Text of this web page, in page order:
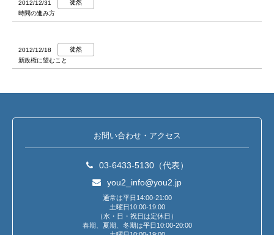
2012/12/31
徒然
時間の進み方
2012/12/18
徒然
新政権に望むこと
お問い合わせ・アクセス
03-6433-5130（代表）
you2_info@you2.jp
通常は平日14:00-21:00
土曜日10:00-19:00
（水・日・祝日は定休日）
春期、夏期、冬期は平日10:00-20:00